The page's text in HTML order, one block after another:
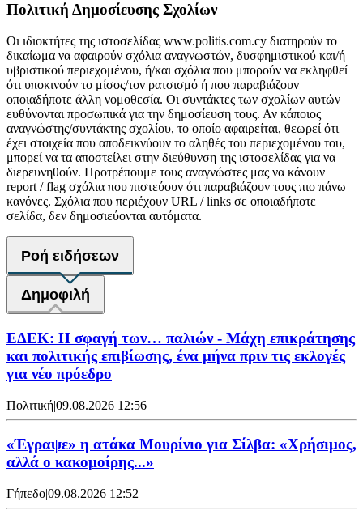
Πολιτική Δημοσίευσης Σχολίων
Οι ιδιοκτήτες της ιστοσελίδας www.politis.com.cy διατηρούν το
δικαίωμα να αφαιρούν σχόλια αναγνωστών, δυσφημιστικού και/ή
υβριστικού περιεχομένου, ή/και σχόλια που μπορούν να εκληφθεί
ότι υποκινούν το μίσος/τον ρατσισμό ή που παραβιάζουν
οποιαδήποτε άλλη νομοθεσία. Οι συντάκτες των σχολίων αυτών
ευθύνονται προσωπικά για την δημοσίευση τους. Αν κάποιος
αναγνώστης/συντάκτης σχολίου, το οποίο αφαιρείται, θεωρεί ότι
έχει στοιχεία που αποδεικνύουν το αληθές του περιεχομένου του,
μπορεί να τα αποστείλει στην διεύθυνση της ιστοσελίδας για να
διερευνηθούν. Προτρέπουμε τους αναγνώστες μας να κάνουν
report / flag σχόλια που πιστεύουν ότι παραβιάζουν τους πιο πάνω
κανόνες. Σχόλια που περιέχουν URL / links σε οποιαδήποτε
σελίδα, δεν δημοσιεύονται αυτόματα.
Ροή ειδήσεων
Δημοφιλή
ΕΔΕΚ: Η σφαγή των… παλιών - Μάχη επικράτησης
και πολιτικής επιβίωσης, ένα μήνα πριν τις εκλογές
για νέο πρόεδρο
Πολιτική|09.08.2026 12:56
«Έγραψε» η ατάκα Μουρίνιο για Σίλβα: «Χρήσιμος,
αλλά ο κακομοίρης...»
Γήπεδο|09.08.2026 12:52